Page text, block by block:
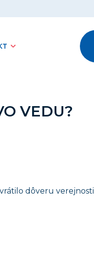
VEDU?
dôveru verejnosti